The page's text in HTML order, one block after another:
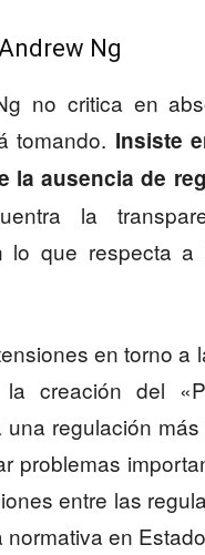
Ng
no critica en
tomando. Insiste
la ausencia de
la
lo que respecta
en torno a
creación del
regulación
problemas
entre las
en